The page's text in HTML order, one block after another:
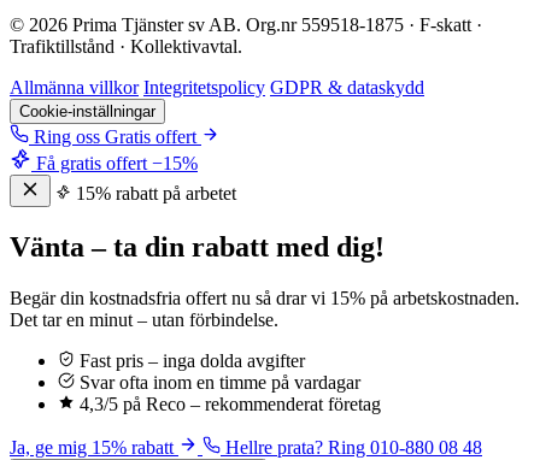
© 2026 Prima Tjänster sv AB. Org.nr 559518-1875 · F-skatt ·
Trafiktillstånd · Kollektivavtal.
Allmänna villkor Integritetspolicy GDPR & dataskydd
Cookie-inställningar
Ring oss Gratis offert
Få gratis offert −15%
15% rabatt på arbetet
Vänta – ta din rabatt med dig!
Begär din kostnadsfria offert nu så drar vi 15% på arbetskostnaden.
Det tar en minut – utan förbindelse.
Fast pris – inga dolda avgifter
Svar ofta inom en timme på vardagar
4,3/5 på Reco – rekommenderat företag
Ja, ge mig 15% rabatt Hellre prata? Ring 010-880 08 48